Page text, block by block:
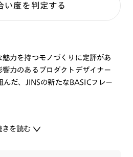
い度を判定する
力を持つモノづくりに定評があ
響力のあるプロダクトデザイナー
だ、JINSの新たなBASICフレー
させました。
きを読む